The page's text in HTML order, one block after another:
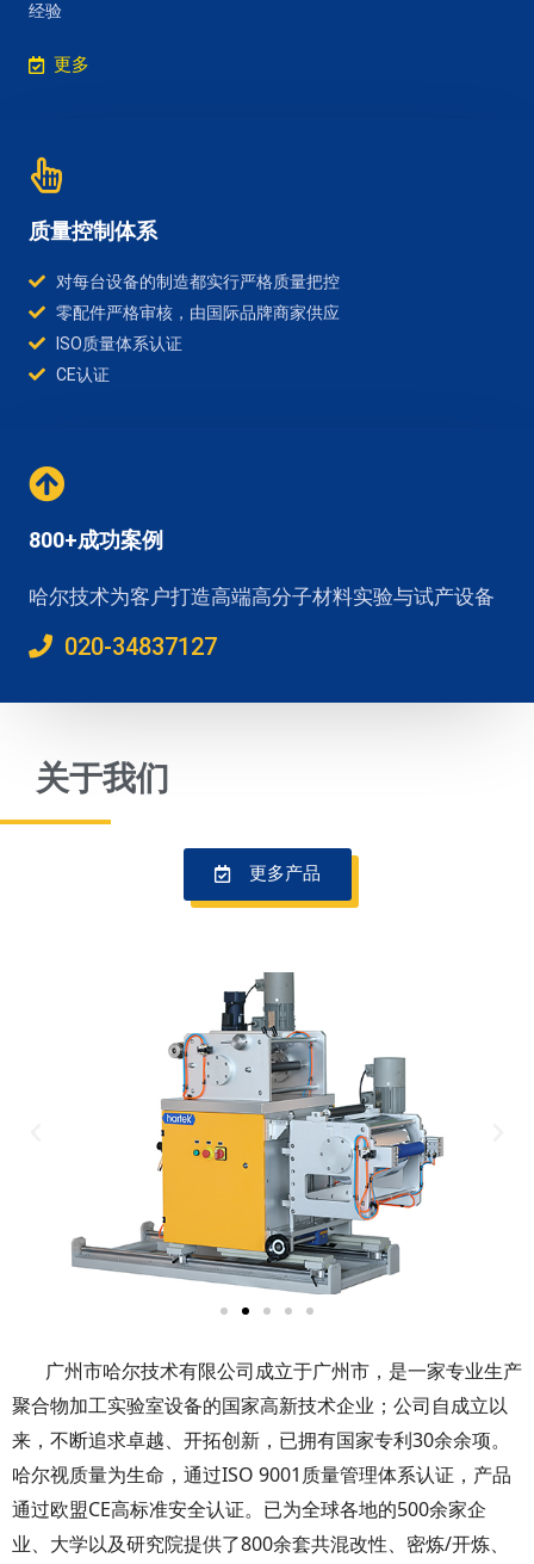
经验
更多
质量控制体系
对每台设备的制造都实行严格质量把控
零配件严格审核，由国际品牌商家供应
ISO质量体系认证
CE认证
800+成功案例
哈尔技术为客户打造高端高分子材料实验与试产设备
020-34837127
关于我们
更多产品
广州市哈尔技术有限公司成立于广州市，是一家专业生产
聚合物加工实验室设备的国家高新技术企业；公司自成立以
来，不断追求卓越、开拓创新，已拥有国家专利30余余项。
哈尔视质量为生命，通过ISO 9001质量管理体系认证，产品
通过欧盟CE高标准安全认证。已为全球各地的500余家企
业、大学以及研究院提供了800余套共混改性、密炼/开炼、